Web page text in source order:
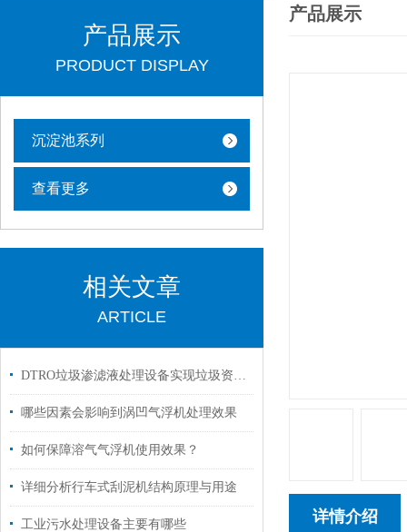
产品展示
PRODUCT DISPLAY
沉淀池系列
查看更多
相关文章
ARTICLE
DTRO垃圾渗滤液处理设备实现垃圾资源化和环境友好
哪些因素会影响到涡凹气浮机处理效果
如何保障溶气气浮机使用效果？
详细分析行车式刮泥机结构原理与用途
工业污水处理设备主要有哪些
产品展示
详情介绍